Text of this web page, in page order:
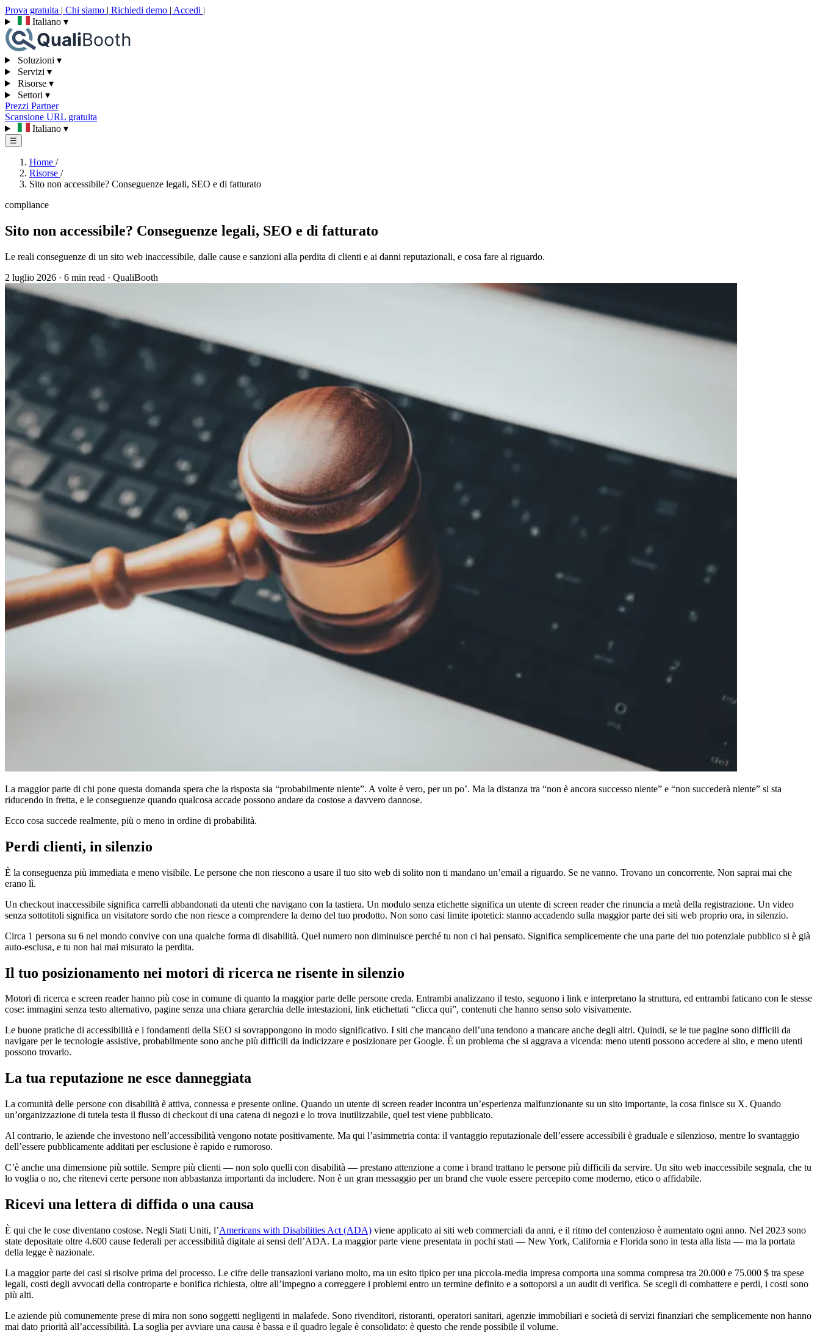
Prova gratuita | Chi siamo | Richiedi demo | Accedi |
Italiano ▾
Soluzioni ▾
Servizi ▾
Risorse ▾
Settori ▾
Prezzi Partner
Scansione URL gratuita
Italiano ▾
☰
Home /
Risorse /
Sito non accessibile? Conseguenze legali, SEO e di fatturato
compliance
Sito non accessibile? Conseguenze legali, SEO e di fatturato
Le reali conseguenze di un sito web inaccessibile, dalle cause e sanzioni alla perdita di clienti e ai danni reputazionali, e cosa fare al riguardo.
2 luglio 2026 · 6 min read · QualiBooth
La maggior parte di chi pone questa domanda spera che la risposta sia “probabilmente niente”. A volte è vero, per un po’. Ma la distanza tra “non è ancora successo niente” e “non succederà niente” si sta
riducendo in fretta, e le conseguenze quando qualcosa accade possono andare da costose a davvero dannose.
Ecco cosa succede realmente, più o meno in ordine di probabilità.
Perdi clienti, in silenzio
È la conseguenza più immediata e meno visibile. Le persone che non riescono a usare il tuo sito web di solito non ti mandano un’email a riguardo. Se ne vanno. Trovano un concorrente. Non saprai mai che
erano lì.
Un checkout inaccessibile significa carrelli abbandonati da utenti che navigano con la tastiera. Un modulo senza etichette significa un utente di screen reader che rinuncia a metà della registrazione. Un video
senza sottotitoli significa un visitatore sordo che non riesce a comprendere la demo del tuo prodotto. Non sono casi limite ipotetici: stanno accadendo sulla maggior parte dei siti web proprio ora, in silenzio.
Circa 1 persona su 6 nel mondo convive con una qualche forma di disabilità. Quel numero non diminuisce perché tu non ci hai pensato. Significa semplicemente che una parte del tuo potenziale pubblico si è già
auto-esclusa, e tu non hai mai misurato la perdita.
Il tuo posizionamento nei motori di ricerca ne risente in silenzio
Motori di ricerca e screen reader hanno più cose in comune di quanto la maggior parte delle persone creda. Entrambi analizzano il testo, seguono i link e interpretano la struttura, ed entrambi faticano con le stesse
cose: immagini senza testo alternativo, pagine senza una chiara gerarchia delle intestazioni, link etichettati “clicca qui”, contenuti che hanno senso solo visivamente.
Le buone pratiche di accessibilità e i fondamenti della SEO si sovrappongono in modo significativo. I siti che mancano dell’una tendono a mancare anche degli altri. Quindi, se le tue pagine sono difficili da
navigare per le tecnologie assistive, probabilmente sono anche più difficili da indicizzare e posizionare per Google. È un problema che si aggrava a vicenda: meno utenti possono accedere al sito, e meno utenti
possono trovarlo.
La tua reputazione ne esce danneggiata
La comunità delle persone con disabilità è attiva, connessa e presente online. Quando un utente di screen reader incontra un’esperienza malfunzionante su un sito importante, la cosa finisce su X. Quando
un’organizzazione di tutela testa il flusso di checkout di una catena di negozi e lo trova inutilizzabile, quel test viene pubblicato.
Al contrario, le aziende che investono nell’accessibilità vengono notate positivamente. Ma qui l’asimmetria conta: il vantaggio reputazionale dell’essere accessibili è graduale e silenzioso, mentre lo svantaggio
dell’essere pubblicamente additati per esclusione è rapido e rumoroso.
C’è anche una dimensione più sottile. Sempre più clienti — non solo quelli con disabilità — prestano attenzione a come i brand trattano le persone più difficili da servire. Un sito web inaccessibile segnala, che tu
lo voglia o no, che ritenevi certe persone non abbastanza importanti da includere. Non è un gran messaggio per un brand che vuole essere percepito come moderno, etico o affidabile.
Ricevi una lettera di diffida o una causa
È qui che le cose diventano costose. Negli Stati Uniti, l’Americans with Disabilities Act (ADA) viene applicato ai siti web commerciali da anni, e il ritmo del contenzioso è aumentato ogni anno. Nel 2023 sono
state depositate oltre 4.600 cause federali per accessibilità digitale ai sensi dell’ADA. La maggior parte viene presentata in pochi stati — New York, California e Florida sono in testa alla lista — ma la portata
della legge è nazionale.
La maggior parte dei casi si risolve prima del processo. Le cifre delle transazioni variano molto, ma un esito tipico per una piccola-media impresa comporta una somma compresa tra 20.000 e 75.000 $ tra spese
legali, costi degli avvocati della controparte e bonifica richiesta, oltre all’impegno a correggere i problemi entro un termine definito e a sottoporsi a un audit di verifica. Se scegli di combattere e perdi, i costi sono
più alti.
Le aziende più comunemente prese di mira non sono soggetti negligenti in malafede. Sono rivenditori, ristoranti, operatori sanitari, agenzie immobiliari e società di servizi finanziari che semplicemente non hanno
mai dato priorità all’accessibilità. La soglia per avviare una causa è bassa e il quadro legale è consolidato: è questo che rende possibile il volume.